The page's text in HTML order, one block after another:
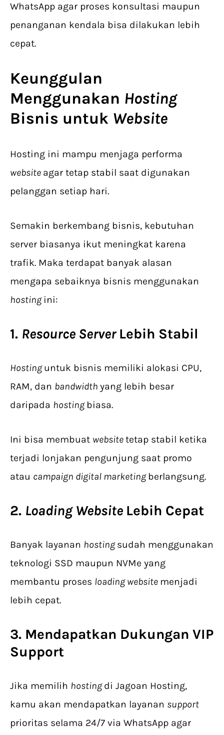
WhatsApp agar proses konsultasi maupun
penanganan kendala bisa dilakukan lebih
cepat.
Keunggulan
Menggunakan Hosting
Bisnis untuk Website
Hosting ini mampu menjaga performa
website agar tetap stabil saat digunakan
pelanggan setiap hari.
Semakin berkembang bisnis, kebutuhan
server biasanya ikut meningkat karena
trafik. Maka terdapat banyak alasan
mengapa sebaiknya bisnis menggunakan
hostingini:
1. Resource Server Lebih Stabil
Hostinguntuk bisnis memiliki alokasi CPU,
RAM, dan bandwidth yang lebih besar
daripada hosting biasa.
Ini bisa membuat websitetetap stabil ketika
terjadi lonjakan pengunjung saat promo
atau campaign digital marketing berlangsung.
2. Loading Website Lebih Cepat
Banyak layanan hostingsudah menggunakan
teknologi SSD maupun NVMe yang
membantu proses loading website menjadi
lebih cepat.
3. Mendapatkan Dukungan VIP
Support
Jika memilih hostingdi Jagoan Hosting,
kamu akan mendapatkan layanan support
prioritas selama 24/7 via WhatsApp agar